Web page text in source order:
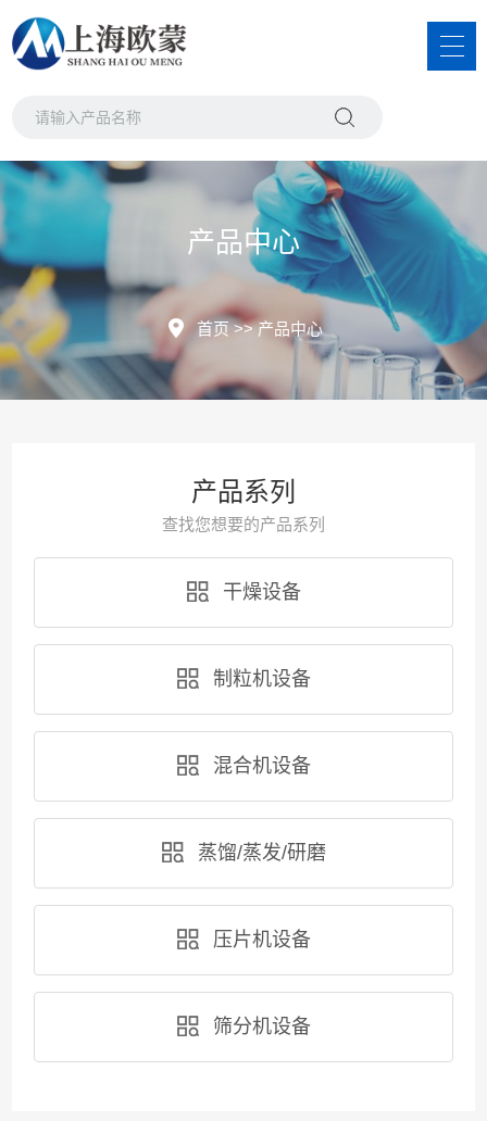
产品中心
首页>>产品中心
产品系列
查找您想要的产品系列
干燥设备
制粒机设备
混合机设备
蒸馏/蒸发/研磨
压片机设备
筛分机设备